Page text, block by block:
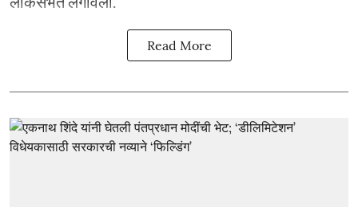
Read More